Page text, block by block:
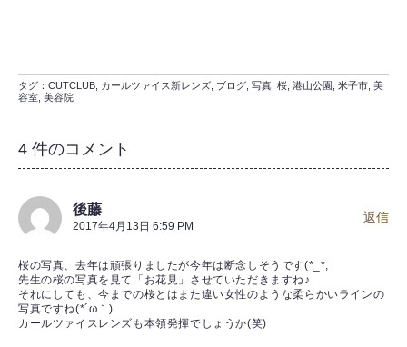
タグ： CUTCLUB カールツァイス新レンズ ブログ 写真 桜 港山公園 米子市 美
容室 美容院
4 件のコメント
後藤
2017年4月13日 6:59 PM
桜の写真、去年は頑張りましたが今年は断念しそうです(*_*;
先生の桜の写真を見て「お花見」させていただきますね♪
それにしても、今までの桜とはまた違い女性のような柔らかいラインの
写真ですね(*´ω｀)
カールツァイスレンズも本領発揮でしょうか(笑)
返信